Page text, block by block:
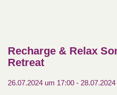
Recharge & Relax
Retreat
26.07.2024 um 17:00-